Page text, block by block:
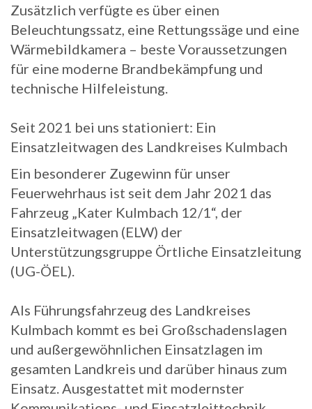
Zusätzlich verfügte es über einen
Beleuchtungssatz, eine Rettungssäge und eine
Wärmebildkamera – beste Voraussetzungen
für eine moderne Brandbekämpfung und
technische Hilfeleistung.
Seit 2021 bei uns stationiert: Ein
Einsatzleitwagen des Landkreises Kulmbach
Ein besonderer Zugewinn für unser
Feuerwehrhaus ist seit dem Jahr 2021 das
Fahrzeug „Kater Kulmbach 12/1“, der
Einsatzleitwagen (ELW) der
Unterstützungsgruppe Örtliche Einsatzleitung
(UG-ÖEL).
Als Führungsfahrzeug des Landkreises
Kulmbach kommt es bei Großschadenslagen
und außergewöhnlichen Einsatzlagen im
gesamten Landkreis und darüber hinaus zum
Einsatz. Ausgestattet mit modernster